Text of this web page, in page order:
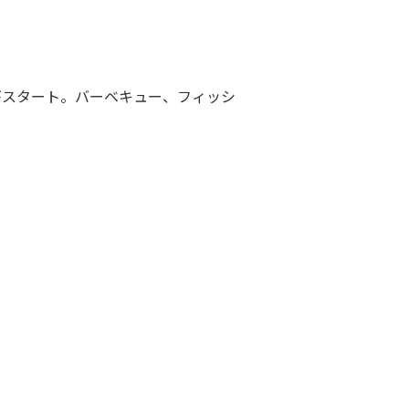
タート。バーベキュー、フィッシ